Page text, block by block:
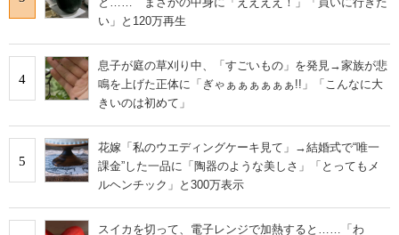
い」と120万再生
4
息子が庭の草刈り中、「すごいもの」を発見→家族が悲
鳴を上げた正体に「ぎゃぁぁぁぁぁぁ!!」「こんなに大
きいのは初めて」
5
花嫁「私のウエディングケーキ見て」→結婚式で“唯一
課金”した一品に「陶器のような美しさ」「とってもメ
ルヘンチック」と300万表示
スイカを切って、電子レンジで加熱すると……「わ